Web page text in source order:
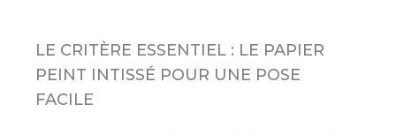
LE CRITÈRE ESSENTIEL : LE PAPIER
PEINT INTISSÉ POUR UNE POSE
FACILE